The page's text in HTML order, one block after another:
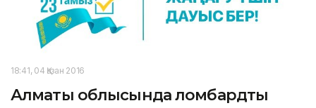
18:41, 04 Қазан 2016
Алматы облысында ломбардты